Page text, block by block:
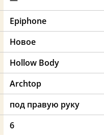
Epiphone
Новое
Hollow Body
Archtop
под правую руку
6